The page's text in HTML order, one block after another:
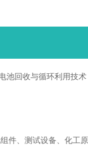
池回收与循环利用技
件、测试设备、化工